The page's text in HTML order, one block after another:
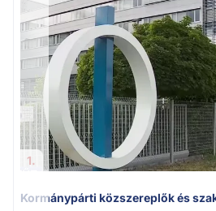
1.
Kormánypárti közszereplők és